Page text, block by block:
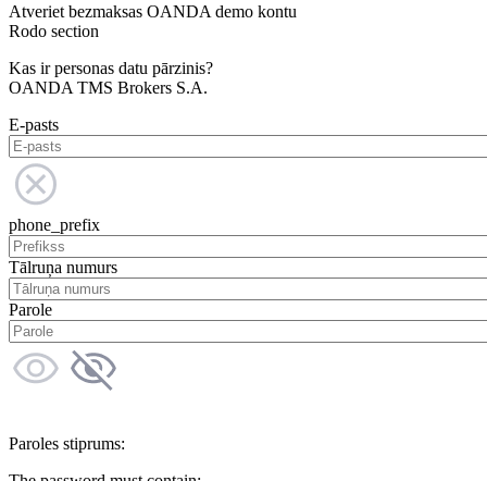
Atveriet bezmaksas OANDA demo kontu
Rodo section
Kas ir personas datu pārzinis?
OANDA TMS Brokers S.A.
E-pasts
phone_prefix
Tālruņa numurs
Parole
Paroles stiprums: